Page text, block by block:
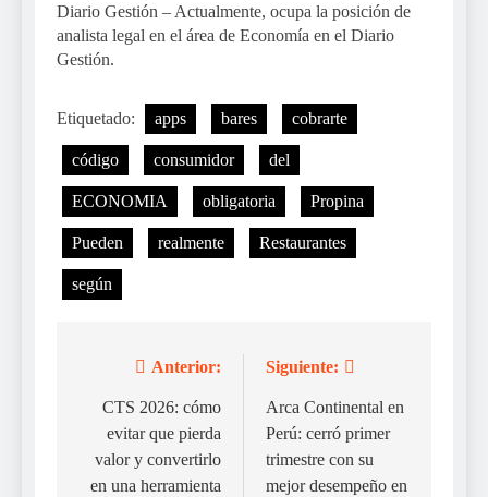
Diario Gestión – Actualmente, ocupa la posición de
analista legal en el área de Economía en el Diario
Gestión.
Etiquetado: apps bares cobrarte
código consumidor del
ECONOMIA obligatoria Propina
Pueden realmente Restaurantes
según
Navegación
de
entradas
Anterior:
CTS 2026: cómo
evitar que pierda
valor y convertirlo
en una herramienta
Siguiente:
Arca Continental en
Perú: cerró primer
trimestre con su
mejor desempeño en